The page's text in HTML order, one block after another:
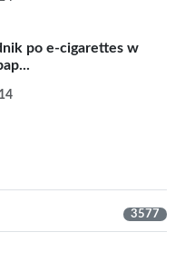
po e-cigarettes w
3577